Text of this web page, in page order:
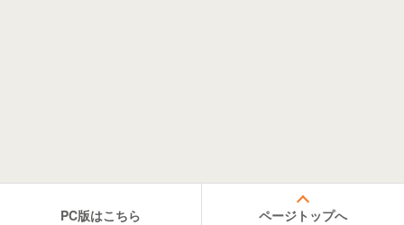
PC版はこちら ページトップへ